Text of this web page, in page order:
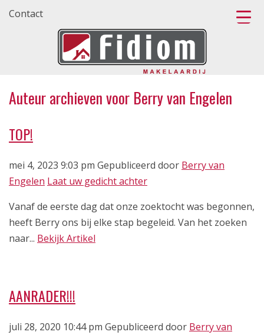
Contact
Auteur archieven voor Berry van Engelen
TOP!
mei 4, 2023 9:03 pm Gepubliceerd door Berry van
Engelen Laat uw gedicht achter
Vanaf de eerste dag dat onze zoektocht was begonnen,
heeft Berry ons bij elke stap begeleid. Van het zoeken
naar... Bekijk Artikel
AANRADER!!!
juli 28, 2020 10:44 pm Gepubliceerd door Berry van